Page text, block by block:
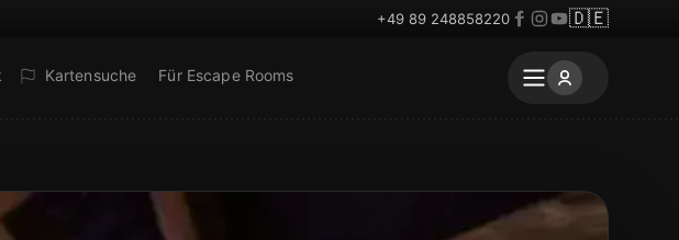
+49 89 248858220 🇩🇪
Kartensuche Für Escape Rooms